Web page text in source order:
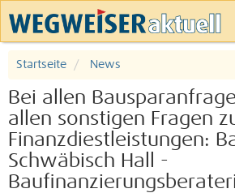
Startseite News
Bei allen
allen sonstigen Fragen
Finanzdiestleistungen:
Schwäbisch Hall -